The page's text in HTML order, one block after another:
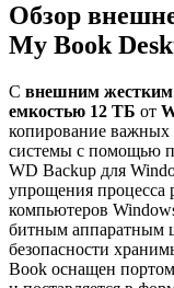
Обзор
My Book
С внешним жестким
емкостью 12 ТБ от
копирование важных
системы с помощью
WD Backup для
упрощения процесса
компьютеров
битным аппаратным
безопасности
Book оснащен